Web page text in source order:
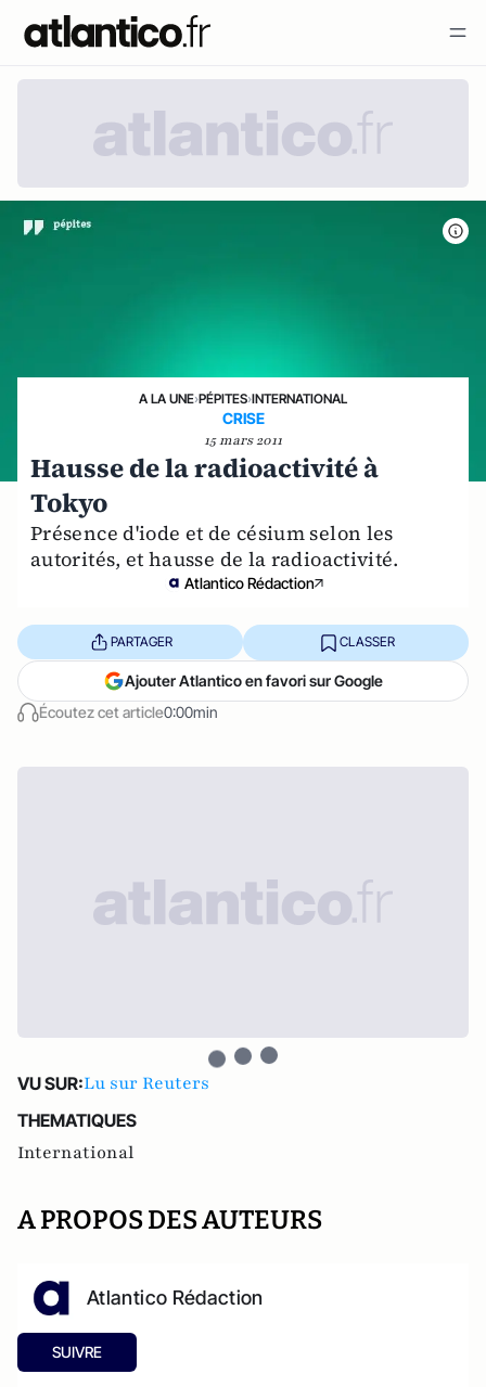
A LA UNE›PÉPITES›INTERNATIONAL
CRISE
15 mars 2011
Hausse de la radioactivité à
Tokyo
Présence d'iode et de césium selon les
autorités, et hausse de la radioactivité.
Atlantico Rédaction
Écoutez cet article0:00min
PARTAGER CLASSER
Ajouter Atlantico en favori sur Google
VU SUR:Lu sur Reuters
THEMATIQUES
International
A PROPOS DES AUTEURS
Atlantico Rédaction
SUIVRE